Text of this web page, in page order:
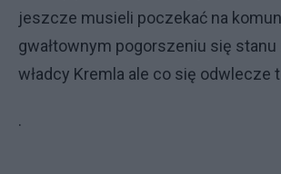
jeszcze musieli poczekać na
gwałtownym pogorszeniu się stanu
władcy Kremla ale co się odwlecze
.